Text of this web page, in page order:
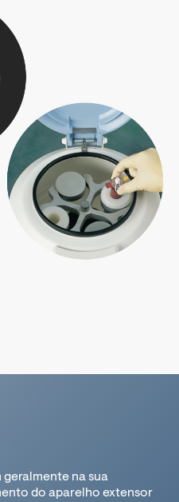
na sua
do aparelho extensor